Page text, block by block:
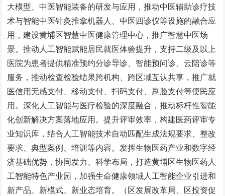
大模型、中医智能装备的研发与应用，推动中医辅助诊疗技
术与智能中医针灸推拿机器人、中医四诊仪等设施的融合应
用，建设黄埔区智慧中医健康管理中心，推广智慧中医场
景。推动人工智能赋能居民就医体验提升，支持二级及以上
医院为患者提供精准预约分诊导诊、智能预问诊、云陪诊等
服务，推动检查检验结果跨机构、跨区域互认共享，推广就
医信用无感支付、移动支付、扫码支付、刷脸支付等便民应
用。深化人工智能与医疗检验的深度融合，推动标杆性智能
化创新解决方案落地应用。提升评审效率，构建医药评审专
业知识库，结合人工智能技术自动匹配生成法规要求、整改
要求、典型案例、培训等内容。发挥生物医药产业和数字经
济基础优势，协同发力、科学布局，打造黄埔区生物医药人
工智能特色产业园，加强生命健康领域人工智能企业引进和
新产品、新模式、新业态培育。（区发展改革局、区投资促